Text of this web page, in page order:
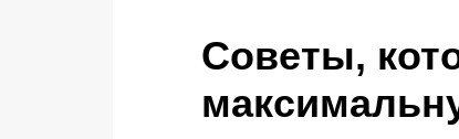
Советы,